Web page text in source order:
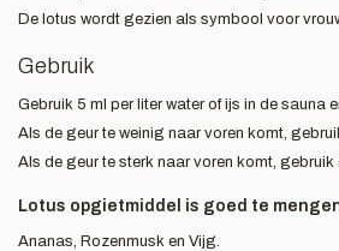
De lotus wordt gezien als symbool voor
Gebruik
Gebruik 5 ml per liter water of ijs in de sauna
Als de geur te weinig naar voren komt,
Als de geur te sterk naar voren komt, gebruik
Lotus opgietmiddel is goed te
Ananas, Rozenmusk en Vijg.